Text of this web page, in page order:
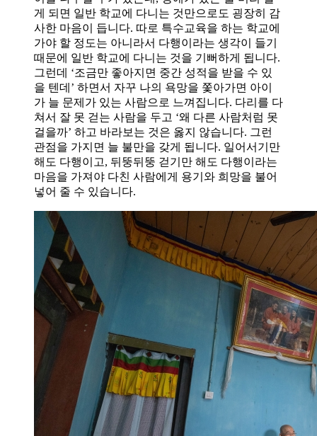
게 되면 일반 학교에 다니는 것만으로도 굉장히 감
사한 마음이 듭니다. 따로 특수교육을 하는 학교에
가야 할 정도는 아니라서 다행이라는 생각이 들기
때문에 일반 학교에 다니는 것을 기뻐하게 됩니다.
그런데 ‘조금만 좋아지면 중간 성적을 받을 수 있
을 텐데’ 하면서 자꾸 나의 욕망을 쫓아가면 아이
가 늘 문제가 있는 사람으로 느껴집니다. 다리를 다
쳐서 잘 못 걷는 사람을 두고 ‘왜 다른 사람처럼 못
걸을까’ 하고 바라보는 것은 옳지 않습니다. 그런
관점을 가지면 늘 불만을 갖게 됩니다. 일어서기만
해도 다행이고, 뒤뚱뒤뚱 걷기만 해도 다행이라는
마음을 가져야 다친 사람에게 용기와 희망을 불어
넣어 줄 수 있습니다.